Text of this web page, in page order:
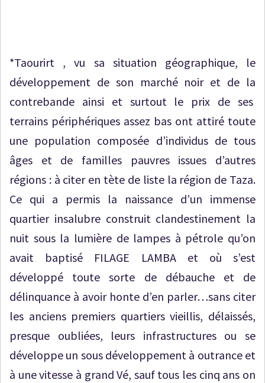
*Taourirt , vu sa situation géographique, le
développement de son marché noir et de la
contrebande ainsi et surtout le prix de ses
terrains périphériques assez bas ont attiré toute
une population composée d’individus de tous
âges et de familles pauvres issues d’autres
régions : à citer en tète de liste la région de Taza.
Ce qui a permis la naissance d’un immense
quartier insalubre construit clandestinement la
nuit sous la lumière de lampes à pétrole qu’on
avait baptisé FILAGE LAMBA et où s’est
développé toute sorte de débauche et de
délinquance à avoir honte d’en parler…sans citer
les anciens premiers quartiers vieillis, délaissés,
presque oubliées, leurs infrastructures ou se
développe un sous développement à outrance et
à une vitesse à grand Vé, sauf tous les cinq ans on